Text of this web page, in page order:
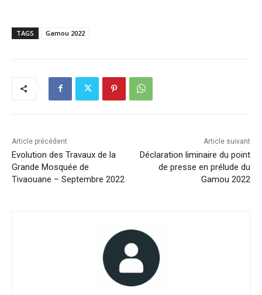
TAGS Gamou 2022
Article précédent
Evolution des Travaux de la
Grande Mosquée de
Tivaouane – Septembre 2022
Article suivant
Déclaration liminaire du point
de presse en prélude du
Gamou 2022